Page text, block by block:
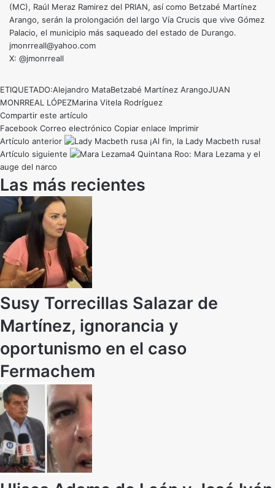
(MC), Raúl Meraz Ramirez del PRIAN, así como Betzabé Martínez
Arango, serán la prolongación del largo Vía Crucis que vive Gómez
Palacio, el municipio más saqueado del estado de Durango.
jmonrreall@yahoo.com
X: @jmonrreall
ETIQUETADO:Alejandro MataBetzabé Martínez ArangoJUAN
MONRREAL LÓPEZMarina Vitela Rodríguez
Compartir este artículo
Facebook Correo electrónico Copiar enlace Imprimir
Artículo anterior
¡Al fin, la Lady Macbeth rusa!
Artículo siguiente
Quintana Roo: Mara Lezama y el
auge del narco
Las más recientes
Susy Torrecillas Salazar de
Martínez, ignorancia y
oportunismo en el caso
Fermachem